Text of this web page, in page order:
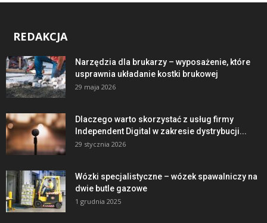
REDAKCJA
Narzędzia dla brukarzy – wyposażenie, które
usprawnia układanie kostki brukowej
29 maja 2026
Dlaczego warto skorzystać z usług firmy
Independent Digital w zakresie dystrybucji...
29 stycznia 2026
Wózki specjalistyczne – wózek spawalniczy na
dwie butle gazowe
1 grudnia 2025